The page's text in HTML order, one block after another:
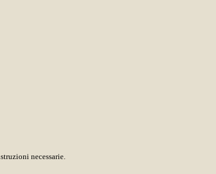
necessarie.